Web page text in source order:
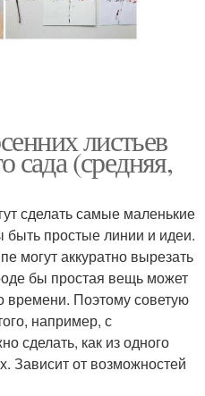
листьев
сада (средняя,
сделать самые маленькие
быть простые линии и идеи.
могут аккуратно вырезать
бы простая вещь может
времени. Поэтому советую
например, с
сделать, как из одного
Зависит от возможностей